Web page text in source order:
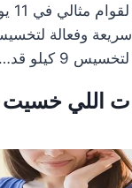
وفعالة
9 كيلو قد…